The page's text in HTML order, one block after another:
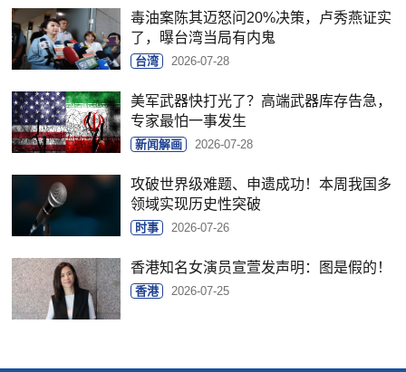
毒油案陈其迈怒问20%决策，卢秀燕证实
了，曝台湾当局有内鬼
台湾 2026-07-28
美军武器快打光了？高端武器库存告急，
专家最怕一事发生
新闻解画 2026-07-28
攻破世界级难题、申遗成功！本周我国多
领域实现历史性突破
时事 2026-07-26
香港知名女演员宣萱发声明：图是假的！
香港 2026-07-25